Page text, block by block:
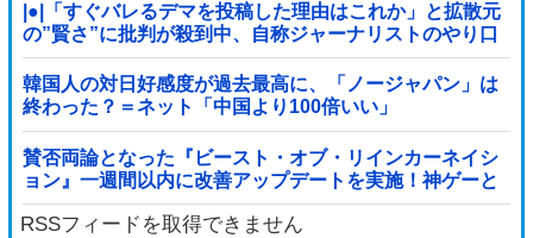
|●|「すぐバレるデマを投稿した理由はこれか」と拡散元
の”賢さ”に批判が殺到中、自称ジャーナリストのやり口
というのが……
韓国人の対日好感度が過去最高に、「ノージャパン」は
終わった？＝ネット「中国より100倍いい」
賛否両論となった『ビースト・オブ・リインカーネイシ
ョン』一週間以内に改善アップデートを実施！神ゲーと
なるか？
RSSフィードを取得できません